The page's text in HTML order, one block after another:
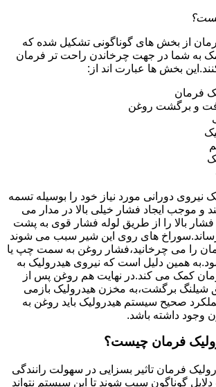
از بخش های گوناگونی تشکیل شده که
به شما در جهت چرخاندن راحت تر فرمان
بخش ها عبارت اند از:
فرمان
و برگشت روغن
نیروی دورانی مورد نیاز خود را بوسیله تسمه
و موجب ایجاد فشار خیلی بالا در مدار می
بالا را از طریق لوله فشار قوی به پشت
های روی این شیر سبب می شوند
را می چرخانید،فشار روغن به سمت چپ یا
همین دلیل است که نیروی هیدرولیک به
کمک می کند.در نهایت هم روغن پس از
شیلنگ برگشت،به مخزن هیدرولیک بازمی
صحیح سیستم هیدرولیک باید روغن به
وجود داشته باشد.
فرمان چیست؟
فرمان تاثیر بسزایی در سهولت رانندگی
گوناگون سبب شوند تا این سیستم نتواند